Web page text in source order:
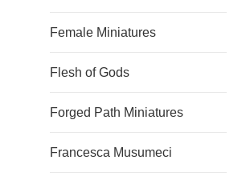
Female Miniatures
Flesh of Gods
Forged Path Miniatures
Francesca Musumeci